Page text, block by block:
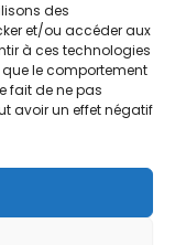
des
et/ou accéder aux
à ces technologies
le comportement
fait de ne pas
avoir un effet négatif